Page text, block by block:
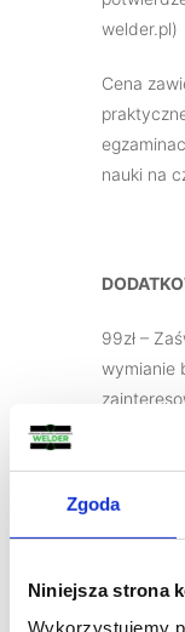
Zgoda
Niniejsza strona
Wykorzystujemy
welder.pl)
Cena
nauki na
99zł –
wymianie
zmiany
zbyt